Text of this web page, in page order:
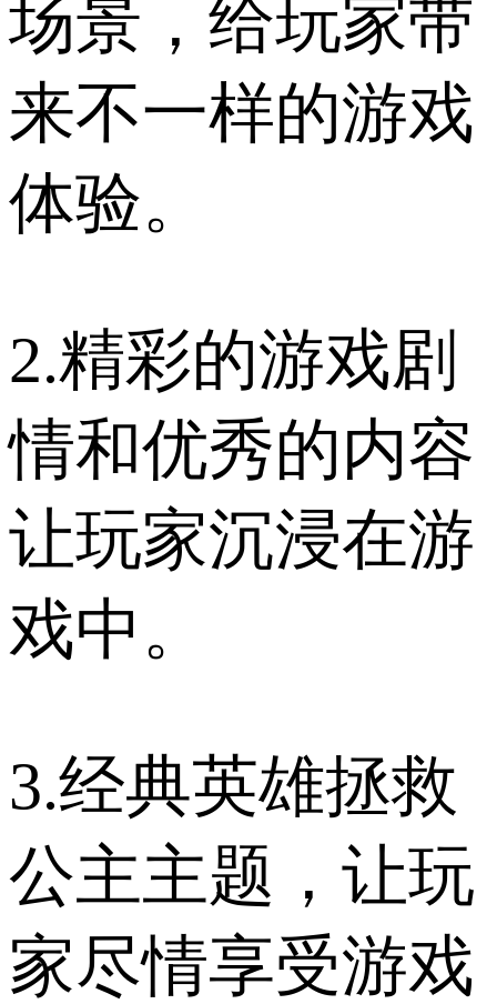
场景，给玩家带
来不一样的游戏
体验。
2.精彩的游戏剧
情和优秀的内容
让玩家沉浸在游
戏中。
3.经典英雄拯救
公主主题，让玩
家尽情享受游戏